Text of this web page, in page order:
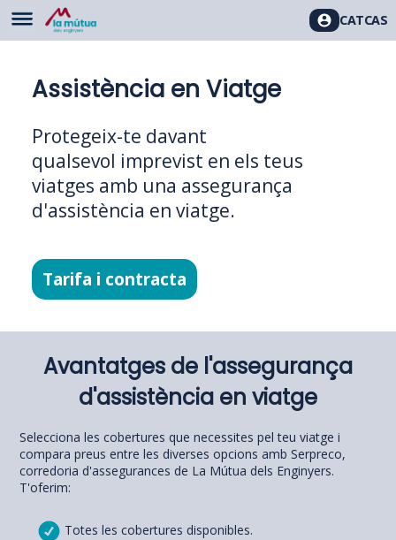
CATCAS
Assistència en Viatge
Protegeix-te davant
qualsevol imprevist en els teus
viatges amb una assegurança
d'assistència en viatge.
Tarifa i contracta
Avantatges de l'assegurança
d'assistència en viatge
Selecciona les cobertures que necessites pel teu viatge i
compara preus entre les diverses opcions amb Serpreco,
corredoria d'assegurances de La Mútua dels Enginyers.
T'oferim:
Totes les cobertures disponibles.